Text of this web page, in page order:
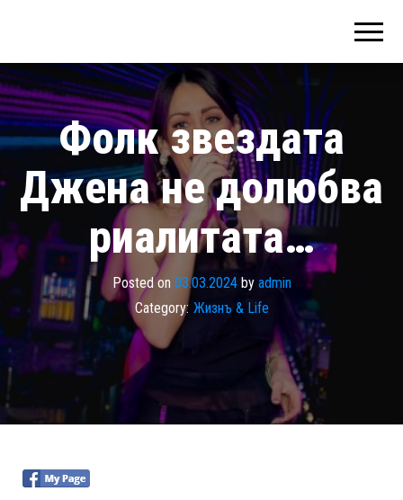
Фолк звездата
Джена не долюбва
риалитата…
Posted on 03.03.2024by admin
Category: Жизнъ & Life